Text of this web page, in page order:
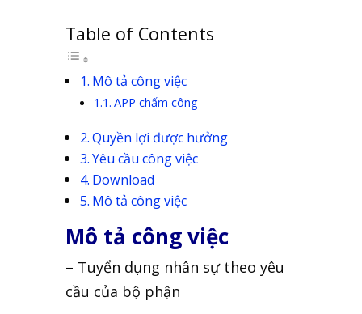
Table of Contents
Mô tả công việc
APP chấm công
Quyền lợi được hưởng
Yêu cầu công việc
Download
Mô tả công việc
Mô tả công việc
– Tuyển dụng nhân sự theo yêu
cầu của bộ phận